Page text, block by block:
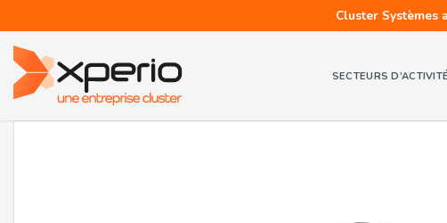
Cluster Systèmes
SECTEURS D’ACTIVITÉ